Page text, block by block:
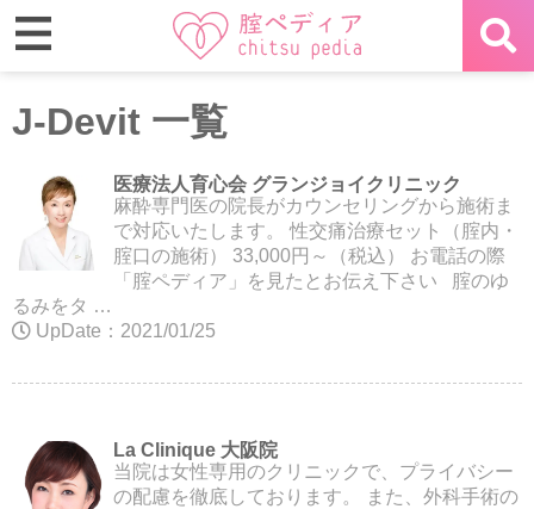
J-Devit 一覧
医療法人育心会 グランジョイクリニック
麻酔専門医の院長がカウンセリングから施術ま
で対応いたします。 性交痛治療セット（腟内・
腟口の施術） 33,000円～（税込） お電話の際
「腟ペディア」を見たとお伝え下さい 腟のゆ
るみをタ …
UpDate：2021/01/25
La Clinique 大阪院
当院は女性専用のクリニックで、プライバシー
の配慮を徹底しております。 また、外科手術の